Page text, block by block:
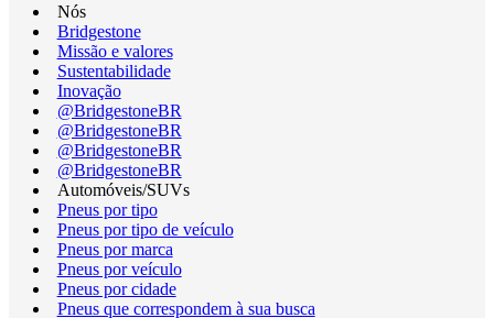
Nós
Bridgestone
Missão e valores
Sustentabilidade
Inovação
@BridgestoneBR
@BridgestoneBR
@BridgestoneBR
@BridgestoneBR
Automóveis/SUVs
Pneus por tipo
Pneus por tipo de veículo
Pneus por marca
Pneus por veículo
Pneus por cidade
Pneus que correspondem à sua busca